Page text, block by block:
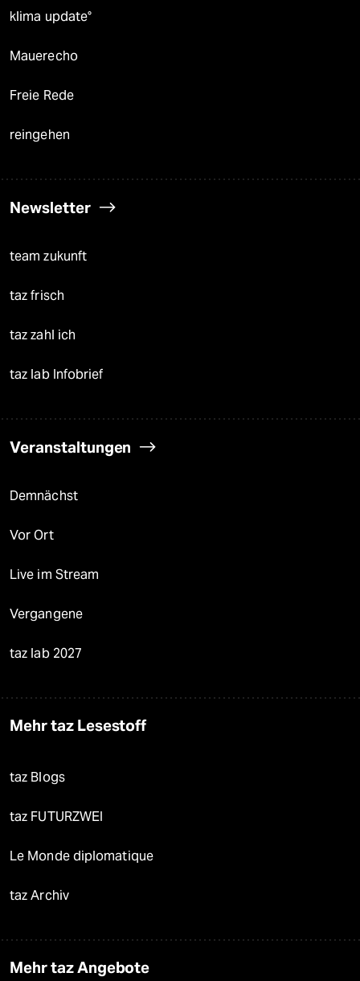
klima update°
Mauerecho
Freie Rede
reingehen
Newsletter
team zukunft
taz frisch
taz zahl ich
taz lab Infobrief
Veranstaltungen
Demnächst
Vor Ort
Live im Stream
Vergangene
taz lab 2027
Mehr taz Lesestoff
taz Blogs
taz FUTURZWEI
Le Monde diplomatique
taz Archiv
Mehr taz Angebote